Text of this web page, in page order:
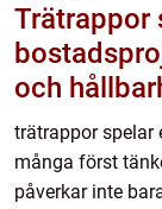
Trätrappor
bostadsprojekt
och
trätrappor spelar
många först
påverkar inte